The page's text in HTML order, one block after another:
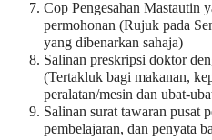
Cop Pengesahan Mastautin
permohonan (Rujuk pada
yang dibenarkan sahaja)
Salinan preskripsi doktor
(Tertakluk bagi makanan,
peralatan/mesin dan ubat-
Salinan surat tawaran pusat
pembelajaran, dan penyata